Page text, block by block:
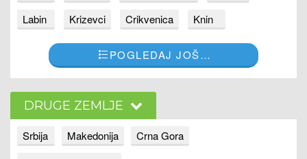
Labin
Krizevci Crikvenica Knin
POGLEDAJ JOŠ…
DRUGE ZEMLJE
Srbija Makedonija
Crna Gora